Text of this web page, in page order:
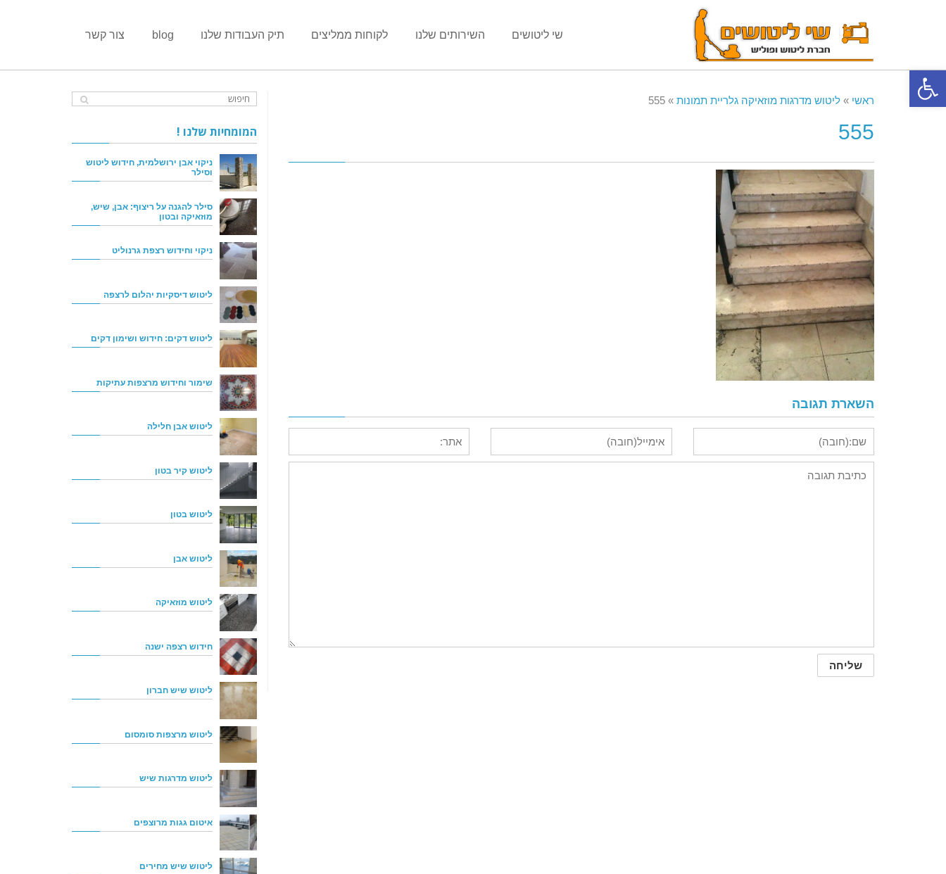
פתח סרגל נגישות
שי ליטושים השירותים שלנו לקוחות ממליצים תיק העבודות שלנו blog צור קשר
ראשי » ליטוש מדרגות מוזאיקה גלריית תמונות »
555
555
השארת תגובה
המומחיות שלנו !
ניקוי אבן ירושלמית, חידוש ליטוש
וסילר
סילר להגנה על ריצוף: אבן, שיש,
מוזאיקה ובטון
ניקוי וחידוש רצפת גרנוליט
ליטוש דיסקיות יהלום לרצפה
ליטוש דקים: חידוש ושימון דקים
שימור וחידוש מרצפות עתיקות
ליטוש אבן חלילה
ליטוש קיר בטון
ליטוש בטון
ליטוש אבן
ליטוש מוזאיקה
חידוש רצפה ישנה
ליטוש שיש חברון
ליטוש מרצפות סומסום
ליטוש מדרגות שיש
איטום גגות מרוצפים
ליטוש שיש מחירים